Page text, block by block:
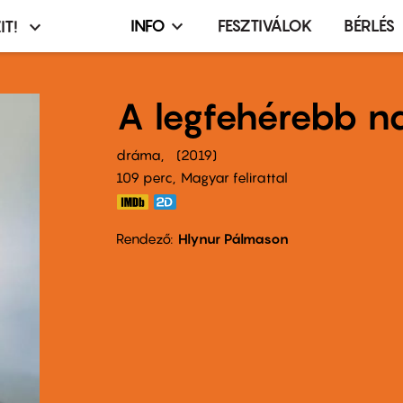
Infó,
terembérlés
menü
INFO FESZTIVÁLOK BÉRLÉS
A legfehérebb
dráma
2019
109 perc,
Magyar felirattal
Rendező Hlynur Pálmason